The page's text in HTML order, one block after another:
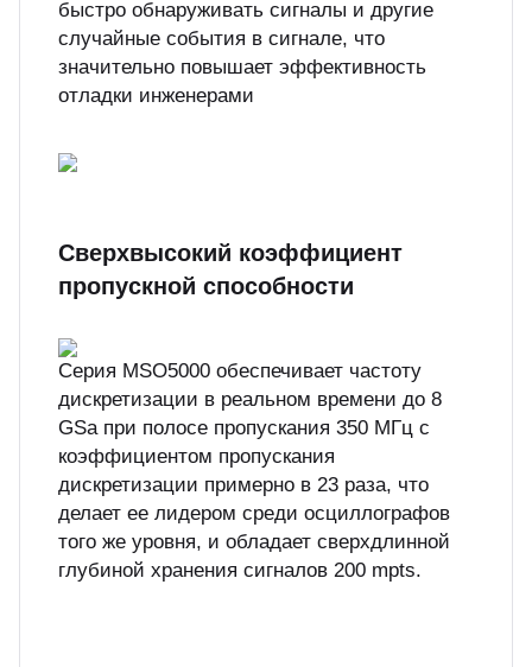
быстро обнаруживать сигналы и другие
случайные события в сигнале, что
значительно повышает эффективность
отладки инженерами
Сверхвысокий коэффициент
пропускной способности
Серия MSO5000 обеспечивает частоту
дискретизации в реальном времени до 8
GSa при полосе пропускания 350 МГц с
коэффициентом пропускания
дискретизации примерно в 23 раза, что
делает ее лидером среди осциллографов
того же уровня, и обладает сверхдлинной
глубиной хранения сигналов 200 mpts.